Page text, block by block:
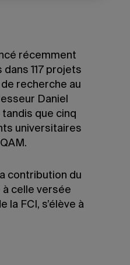
récemment
117 projets
recherche au
Daniel
que cinq
universitaires
contribution du
celle versée
FCI, s’élève à